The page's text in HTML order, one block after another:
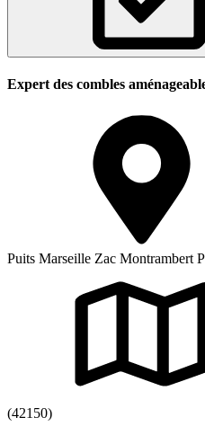
Expert des combles
Puits Marseille Zac Montrambert
(42150)